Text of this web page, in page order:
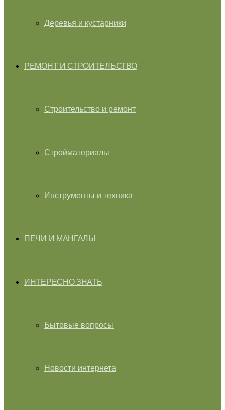
Деревья и кустарники
РЕМОНТ И СТРОИТЕЛЬСТВО
Строительство и ремонт
Стройматериалы
Инструменты и техника
ПЕЧИ И МАНГАЛЫ
ИНТЕРЕСНО ЗНАТЬ
Бытовые вопросы
Новости интернета